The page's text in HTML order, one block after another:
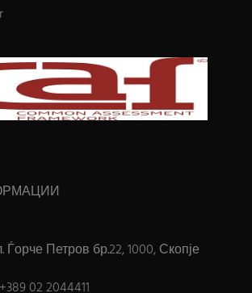
Ѓорче Петров бр.22, 1000, Скопје
+389 02 2044411